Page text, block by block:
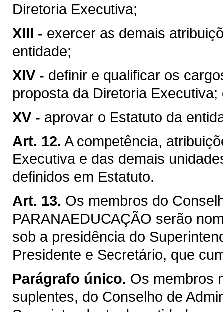
Diretoria Executiva;
XIII - exercer as demais
entidade;
XIV - definir e qualificar os
proposta da Diretoria Executiva;
XV - aprovar o Estatuto da
Art. 12. A competência,
Executiva e das demais
definidos em Estatuto.
Art. 13. Os membros do
PARANAEDUCAÇÃO serão
sob a presidência do
Presidente e Secretário, que
Parágrafo único. Os membros
suplentes, do Conselho de